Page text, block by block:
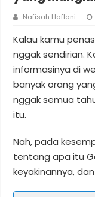
Nafisah Haflani
Kalau kamu
nggak sendirian.
informasinya di
banyak orang
nggak semua
itu.
Nah, pada
tentang apa itu
keyakinannya,